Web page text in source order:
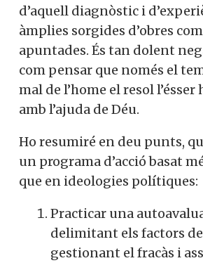
d’aquell diagnòstic i
àmplies sorgides d’obres
apuntades. És tan dolent
com pensar que només el
mal de l’home el resol
amb l’ajuda de Déu.
Ho resumiré en deu punts,
un programa d’acció basat
que en ideologies polítiques:
Practicar una
delimitant els factors
gestionant el fracàs i